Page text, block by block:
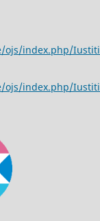
index.php/
index.php/